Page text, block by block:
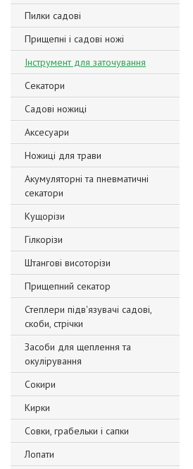
Пилки садові
Прищепні і садові ножі
Інструмент для заточування
Секатори
Садові ножиці
Аксесуари
Ножиці для трави
Акумуляторні та пневматичні
секатори
Кущорізи
Гілкорізи
Штангові висоторізи
Прищепний секатор
Степлери підв'язувачі садові,
скоби, стрічки
Засоби для щеплення та
окулірування
Сокири
Кирки
Совки, грабельки і сапки
Лопати